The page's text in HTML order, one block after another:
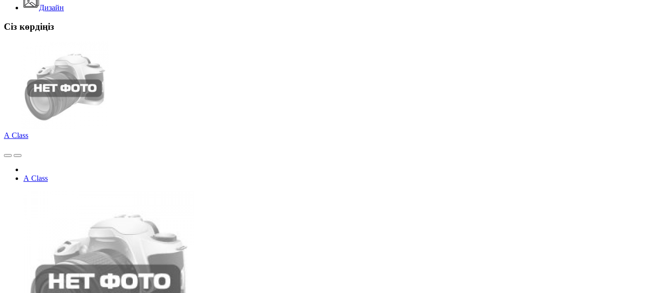
Дизайн
Сіз көрдіңіз
А Class
А Class